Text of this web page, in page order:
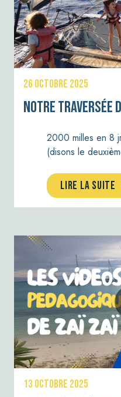
26 OCTOBRE 2025
Notre traversée
2000 milles en 8
(disons le
LIRE LA SUITE
13 OCTOBRE 2025